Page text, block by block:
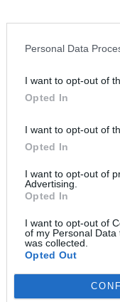
Personal Data
I want to opt-out of
Opted In
I want to opt-out of
Opted In
I want to opt-out of
Advertising.
Opted In
I want to opt-out of
of my Personal
was collected.
Opted Out